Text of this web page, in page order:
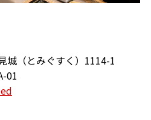
城（とみぐすく）1114-1
01